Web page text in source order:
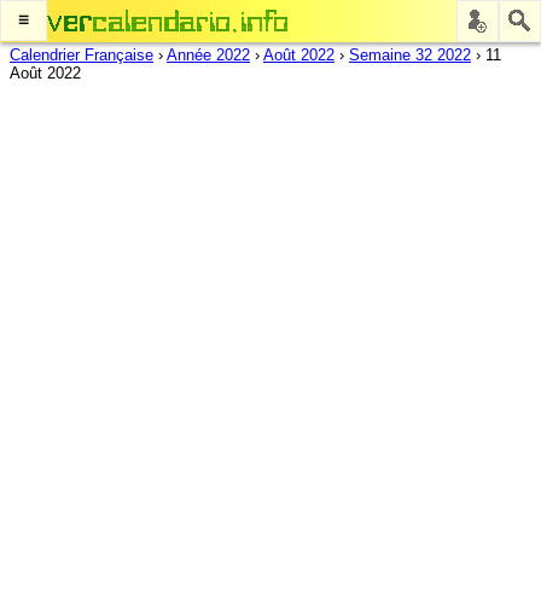
≡
Calendrier Française › Année 2022 › Août 2022 › Semaine 32 2022 › 11
Août 2022